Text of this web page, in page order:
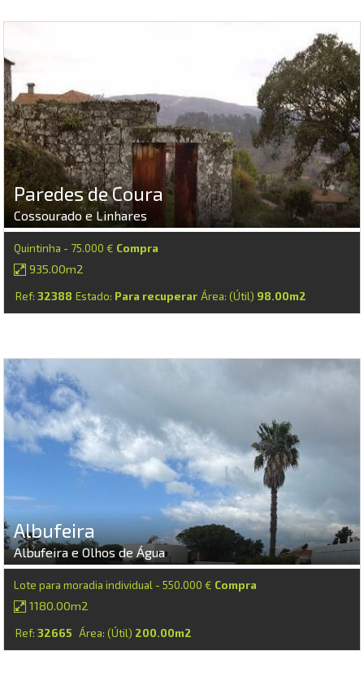
Paredes de Coura
Cossourado e Linhares
Quintinha - 75.000 € Compra
935.00m2
Ref: 32388 Estado: Para recuperar Área: (Útil) 98.00m2
Albufeira
Albufeira e Olhos de Água
Lote para moradia individual - 550.000 € Compra
1180.00m2
Ref: 32665 Área: (Útil) 200.00m2